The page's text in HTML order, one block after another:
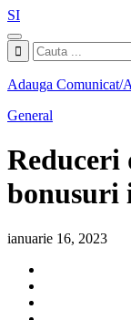
SI
Adauga Comunicat/
General
Reduceri
bonusuri
ianuarie 16, 2023